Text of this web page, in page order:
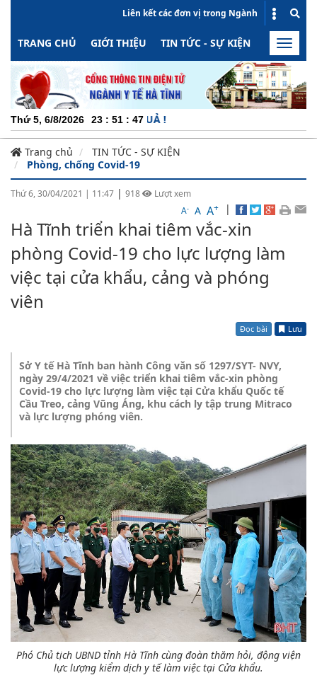
Liên kết các đơn vị trong Ngành
TRANG CHỦ GIỚI THIỆU TIN TỨC - SỰ KIỆN HOẠT
Toggle
Thứ 5, 6/8/2026 23 : 51 : 47
Trang chủ
TIN TỨC - SỰ KIỆN
Phòng, chống Covid-19
Thứ 6, 30/04/2021 | 11:47 | 918
Lượt xem
A- A A+ |
Hà Tĩnh triển khai tiêm vắc-xin
phòng Covid-19 cho lực lượng làm
việc tại cửa khẩu, cảng và phóng
viên
Đọc bài Lưu
Sở Y tế Hà Tĩnh ban hành Công văn số 1297/SYT- NVY,
ngày 29/4/2021 về việc triển khai tiêm vắc-xin phòng
Covid-19 cho lực lượng làm việc tại Cửa khẩu Quốc tế
Cầu Treo, cảng Vũng Áng, khu cách ly tập trung Mitraco
và lực lượng phóng viên.
Phó Chủ tịch UBND tỉnh Hà Tĩnh cùng đoàn thăm hỏi, động viện
lực lượng kiểm dịch y tế làm việc tại Cửa khẩu.